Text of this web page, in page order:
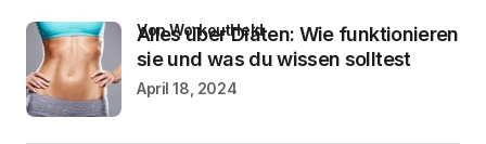
Alles über Diäten: Wie funktionieren
sie und was du wissen solltest
von WorkoutHeld
April 18, 2024